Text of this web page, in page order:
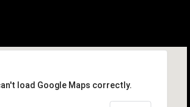
load Google Maps correctly.